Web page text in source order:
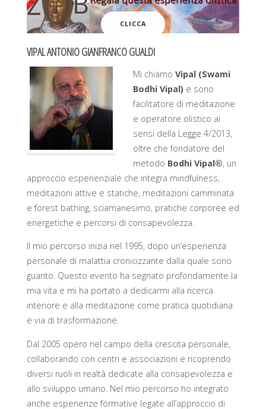
CLICCA
VIPAL ANTONIO GIANFRANCO GUALDI
Mi chiamo Vipal (Swami
Bodhi Vipal)e sono
facilitatore di meditazione
e operatore olistico ai
sensi della Legge 4/2013,
oltre che fondatore del
metodo Bodhi Vipal®, un
approccio esperienziale che integra mindfulness,
meditazioni attive e statiche, meditazioni camminata
e forest bathing, sciamanesimo, pratiche corporee ed
energetiche e percorsi di consapevolezza.
Il mio percorso inizia nel 1995, dopo un’esperienza
personale di malattia cronicizzante dalla quale sono
guarito. Questo evento ha segnato profondamente la
mia vita e mi ha portato a dedicarmi alla ricerca
interiore e alla meditazione come pratica quotidiana
e via di trasformazione.
Dal 2005 opero nel campo della crescita personale,
collaborando con centri e associazioni e ricoprendo
diversi ruoli in realtà dedicate alla consapevolezza e
allo sviluppo umano. Nel mio percorso ho integrato
anche esperienze formative legate all’approccio di